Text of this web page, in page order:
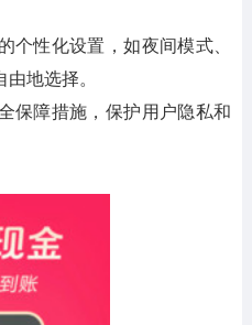
性化设置，如夜间模式、
地选择。
保障措施，保护用户隐私和